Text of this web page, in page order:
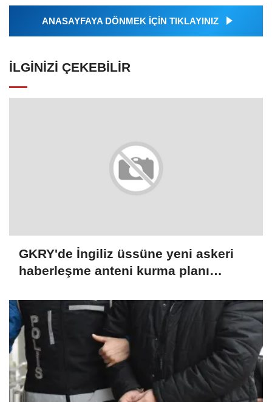
ANASAYFAYA DÖNMEK İÇİN TIKLAYINIZ
İLGINIZI ÇEKEBILIR
GKRY'de İngiliz üssüne yeni askeri
haberleşme anteni kurma planı